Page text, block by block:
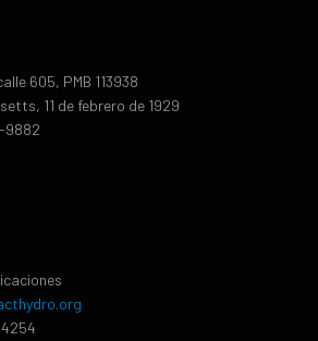
605, PMB 113938
11 de febrero de 1929
9882